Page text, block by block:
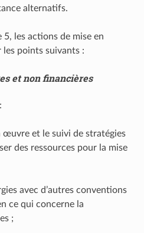
alternatifs.
les actions de mise en
points suivants :
et non financières
œuvre et le suivi de stratégies
des ressources pour la mise
avec d’autres conventions
ce qui concerne la
;